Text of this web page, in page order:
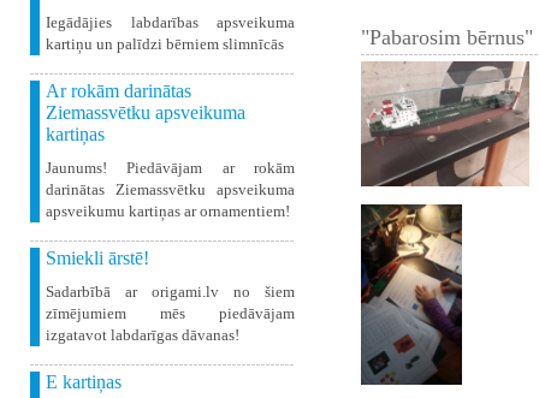
Iegādājies labdarības apsveikuma
kartiņu un palīdzi bērniem slimnīcās
Ar rokām darinātas
Ziemassvētku apsveikuma
kartiņas
Jaunums! Piedāvājam ar rokām
darinātas Ziemassvētku apsveikuma
apsveikumu kartiņas ar ornamentiem!
Smiekli ārstē!
Sadarbībā ar origami.lv no šiem
zīmējumiem mēs piedāvājam
izgatavot labdarīgas dāvanas!
E kartiņas
"Pabarosim